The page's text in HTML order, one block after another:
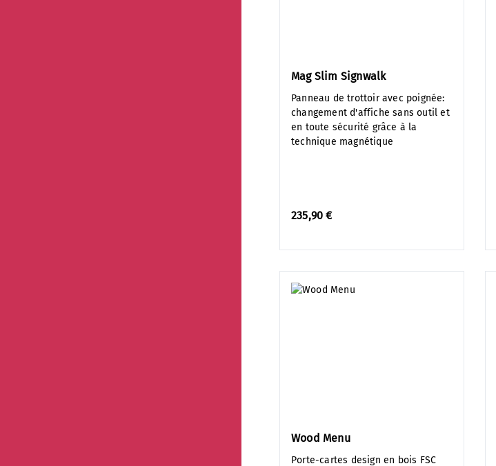
Mag Slim Signwalk
Panneau de trottoir avec poignée:
changement d'affiche sans outil et
en toute sécurité grâce à la
technique magnétique
235,90 €
Wood Menu
Porte-cartes design en bois FSC